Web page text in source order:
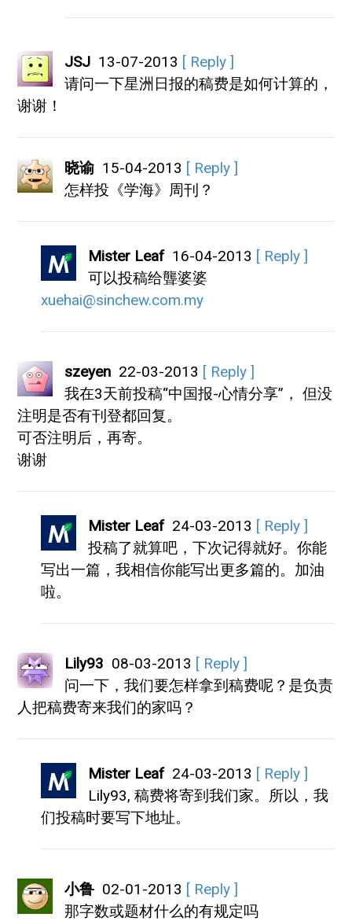
JSJ 13-07-2013
[ Reply ]
请问一下星洲日报的稿费是如何计算的，
谢谢！
晓谕 15-04-2013
[ Reply ]
怎样投《学海》周刊？
Mister Leaf 16-04-2013
[ Reply ]
可以投稿给聾婆婆
xuehai@sinchew.com.my
szeyen 22-03-2013
[ Reply ]
我在3天前投稿“中国报-心情分享”， 但没
注明是否有刊登都回复。
可否注明后，再寄。
谢谢
Mister Leaf 24-03-2013
[ Reply ]
投稿了就算吧，下次记得就好。你能
写出一篇，我相信你能写出更多篇的。加油
啦。
Lily93 08-03-2013
[ Reply ]
问一下，我们要怎样拿到稿费呢？是负责
人把稿费寄来我们的家吗？
Mister Leaf 24-03-2013
[ Reply ]
Lily93, 稿费将寄到我们家。所以，我
们投稿时要写下地址。
小鲁 02-01-2013
[ Reply ]
那字数或题材什么的有规定吗